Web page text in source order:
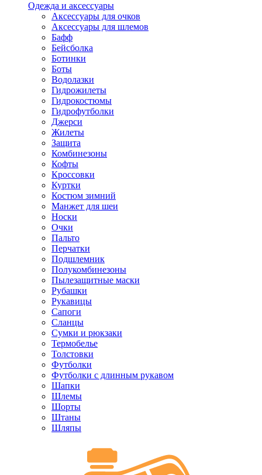
Одежда и аксессуары
Аксессуары для очков
Аксессуары для шлемов
Бафф
Бейсболка
Ботинки
Боты
Водолазки
Гидрожилеты
Гидрокостюмы
Гидрофутболки
Джерси
Жилеты
Защита
Комбинезоны
Кофты
Кроссовки
Куртки
Костюм зимний
Манжет для шеи
Носки
Очки
Пальто
Перчатки
Подшлемник
Полукомбинезоны
Пылезащитные маски
Рубашки
Рукавицы
Сапоги
Сланцы
Сумки и рюкзаки
Термобелье
Толстовки
Футболки
Футболки с длинным рукавом
Шапки
Шлемы
Шорты
Штаны
Шляпы